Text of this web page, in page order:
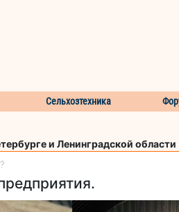
Сельхозтехника
и Ленинградской области